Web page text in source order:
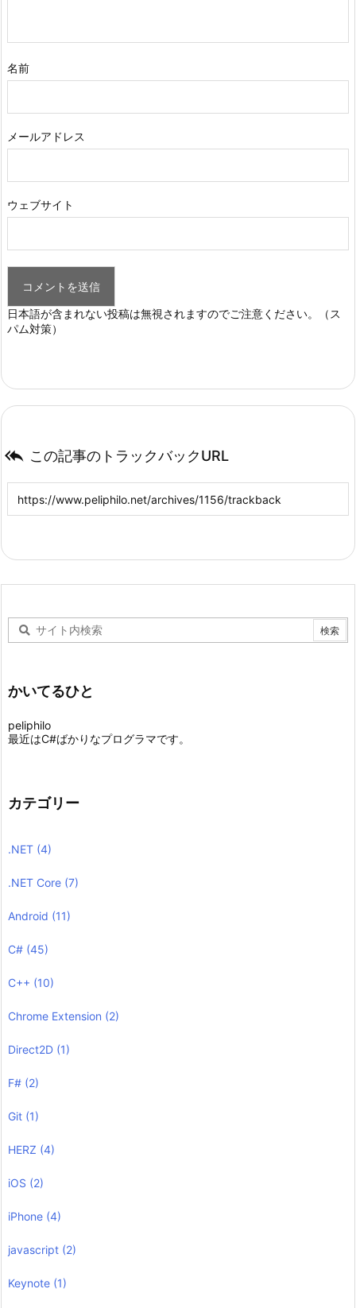
名前
メールアドレス
ウェブサイト
日本語が含まれない投稿は無視されますのでご注意ください。（ス
パム対策）
 この記事のトラックバックURL
かいてるひと
peliphilo
最近はC#ばかりなプログラマです。
カテゴリー
.NET (4)
.NET Core (7)
Android (11)
C# (45)
C++ (10)
Chrome Extension (2)
Direct2D (1)
F# (2)
Git (1)
HERZ (4)
iOS (2)
iPhone (4)
javascript (2)
Keynote (1)